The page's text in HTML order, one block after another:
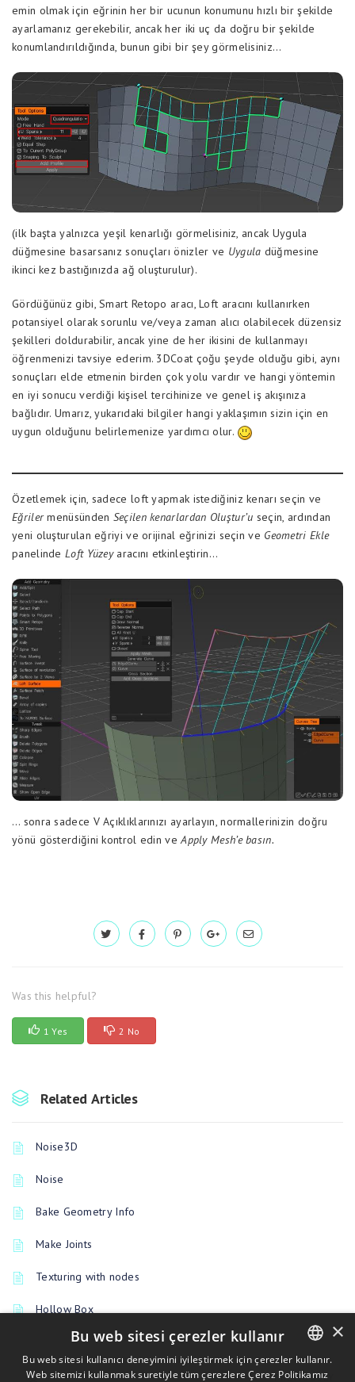
emin olmak için eğrinin her bir ucunun konumunu hızlı bir şekilde
ayarlamanız gerekebilir, ancak her iki uç da doğru bir şekilde
konumlandırıldığında, bunun gibi bir şey görmelisiniz…
(ilk başta yalnızca yeşil kenarlığı görmelisiniz, ancak Uygula
düğmesine basarsanız sonuçları önizler ve Uygula düğmesine
ikinci kez bastığınızda ağ oluşturulur).
Gördüğünüz gibi, Smart Retopo aracı, Loft aracını kullanırken
potansiyel olarak sorunlu ve/veya zaman alıcı olabilecek düzensiz
şekilleri doldurabilir, ancak yine de her ikisini de kullanmayı
öğrenmenizi tavsiye ederim. 3DCoat çoğu şeyde olduğu gibi, aynı
sonuçları elde etmenin birden çok yolu vardır ve hangi yöntemin
en iyi sonucu verdiği kişisel tercihinize ve genel iş akışınıza
bağlıdır. Umarız, yukarıdaki bilgiler hangi yaklaşımın sizin için en
uygun olduğunu belirlemenize yardımcı olur.
Özetlemek için, sadece loft yapmak istediğiniz kenarı seçin ve
Eğrilermenüsünden Seçilen kenarlardan Oluştur’u seçin, ardından
yeni oluşturulan eğriyi ve orijinal eğrinizi seçin ve Geometri Ekle
panelinde Loft Yüzeyaracını etkinleştirin…
… sonra sadece V Açıklıklarınızı ayarlayın, normallerinizin doğru
yönü gösterdiğini kontrol edin veApply Mesh’e basın.
Was this helpful?
1 Yes 2 No
Related Articles
Noise3D
Noise
Bake Geometry Info
Make Joints
Texturing with nodes
Hollow Box
PREVIOUSLY
ENGLISH
×
Bu web sitesi çerezler kullanır
Bu web sitesi kullanıcı deneyimini iyileştirmek için çerezler kullanır.
Web sitemizi kullanmak suretiyle tüm çerezlere Çerez Politikamız